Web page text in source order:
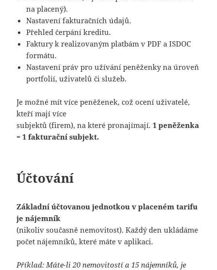
na placený).
Nastavení fakturačních údajů.
Přehled čerpání kreditu.
Faktury k realizovaným platbám v PDF a ISDOC
formátu.
Nastavení práv pro užívání peněženky na úroveň
portfolií, uživatelů či služeb.
Je možné mít více peněženek, což ocení uživatelé,
kteří mají více
subjektů (firem), na které pronajímají.1 peněženka
= 1 fakturační subjekt.
Účtování
Základní účtovanou jednotkou v placeném tarifu
je nájemník
(nikoliv současně nemovitost). Každý den ukládáme
počet nájemníků, které máte v aplikaci.
Příklad: Máte-li 20 nemovitostí a 15 nájemníků, je